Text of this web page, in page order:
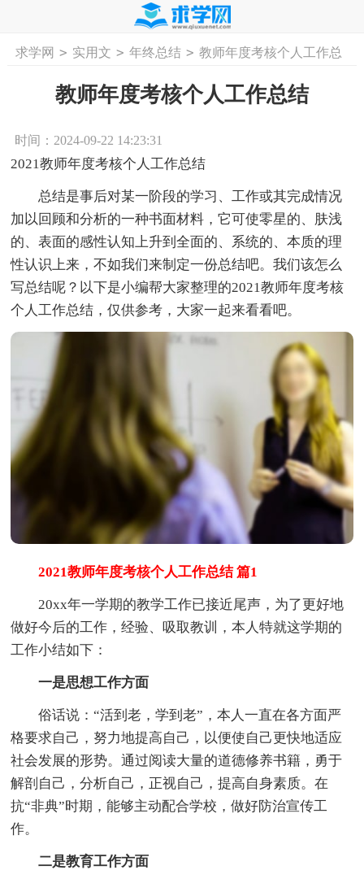
首页 工作计划 活动计划 学习计划
求学网 > 实用文 > 年终总结 > 教师年度考核个人工作总
教师年度考核个人工作总结
时间：2024-09-22 14:23:31
2021教师年度考核个人工作总结
总结是事后对某一阶段的学习、工作或其完成情况
加以回顾和分析的一种书面材料，它可使零星的、肤浅
的、表面的感性认知上升到全面的、系统的、本质的理
性认识上来，不如我们来制定一份总结吧。我们该怎么
写总结呢？以下是小编帮大家整理的2021教师年度考核
个人工作总结，仅供参考，大家一起来看看吧。
2021教师年度考核个人工作总结 篇1
20xx年一学期的教学工作已接近尾声，为了更好地
做好今后的工作，经验、吸取教训，本人特就这学期的
工作小结如下：
一是思想工作方面
俗话说：“活到老，学到老”，本人一直在各方面严
格要求自己，努力地提高自己，以便使自己更快地适应
社会发展的形势。通过阅读大量的道德修养书籍，勇于
解剖自己，分析自己，正视自己，提高自身素质。在
抗“非典”时期，能够主动配合学校，做好防治宣传工
作。
二是教育工作方面